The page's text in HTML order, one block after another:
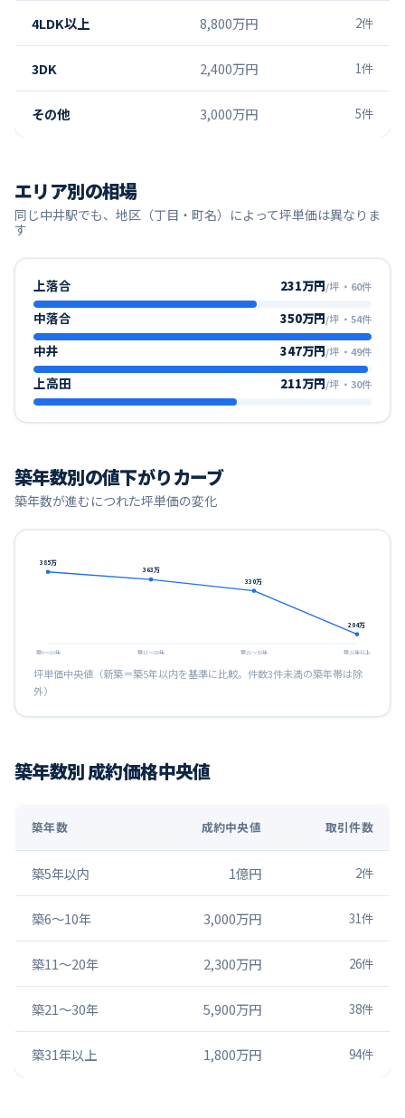
4LDK以上 8,800万円 2件
3DK 2,400万円 1件
その他 3,000万円 5件
エリア別の相場
同じ中井駅でも、地区（丁目・町名）によって坪単価は異なりま
す
上落合 231万円/坪 ・ 60件
中落合 350万円/坪 ・ 54件
中井 347万円/坪 ・ 49件
上高田 211万円/坪 ・ 30件
築年数別の値下がりカーブ
築年数が進むにつれた坪単価の変化
385万
築6〜10年
363万
築11〜20年
330万
築21〜30年
204万
築31年以上
坪単価中央値（新築＝築5年以内を基準に比較。件数3件未満の築年帯は除
外）
築年数別 成約価格中央値
築年数 成約中央値 取引件数
築5年以内 1億円 2件
築6〜10年 3,000万円 31件
築11〜20年 2,300万円 26件
築21〜30年 5,900万円 38件
築31年以上 1,800万円 94件